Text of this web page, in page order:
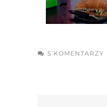
5 KOMENTARZY